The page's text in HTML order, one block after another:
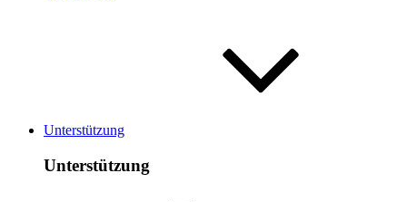
Unterstützung
Unterstützung